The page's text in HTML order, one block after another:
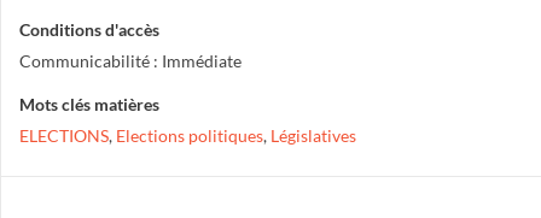
Conditions d'accès
Communicabilité : Immédiate
Mots clés matières
ELECTIONS, Elections politiques, Législatives